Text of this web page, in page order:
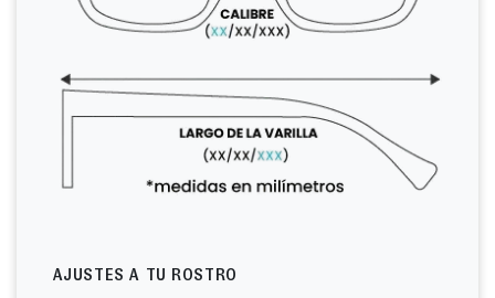
AJUSTES A TU ROSTRO